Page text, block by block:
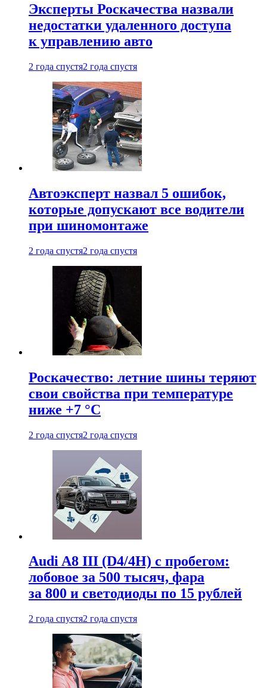
Эксперты Роскачества назвали
недостатки удаленного доступа
к управлению авто
2 года спустя2 года спустя
Автоэксперт назвал 5 ошибок,
которые допускают все водители
при шиномонтаже
2 года спустя2 года спустя
Роскачество: летние шины теряют
свои свойства при температуре
ниже +7 °C
2 года спустя2 года спустя
Audi A8 III (D4/4H) c пробегом:
лобовое за 500 тысяч, фара
за 800 и светодиоды по 15 рублей
2 года спустя2 года спустя